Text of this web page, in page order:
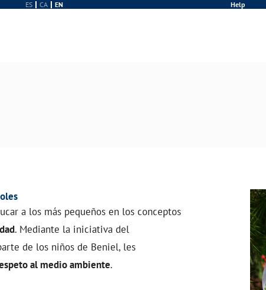
ES CA EN Help
a los más pequeños en los conceptos
. Mediante la iniciativa del
de los niños de Beniel, les
al medio ambiente.